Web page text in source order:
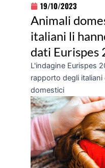
19/10/2023
Animali
italiani li
dati Eurispes
L'indagine Eurispes
rapporto degli italiani
domestici